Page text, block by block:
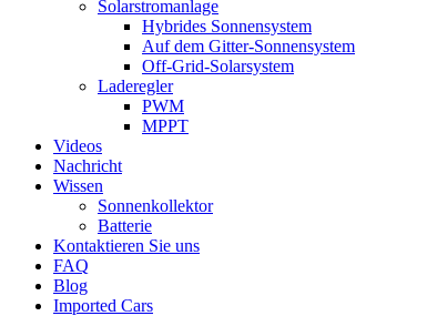
Solarstromanlage
Hybrides Sonnensystem
Auf dem Gitter-Sonnensystem
Off-Grid-Solarsystem
Laderegler
PWM
MPPT
Videos
Nachricht
Wissen
Sonnenkollektor
Batterie
Kontaktieren Sie uns
FAQ
Blog
Imported Cars